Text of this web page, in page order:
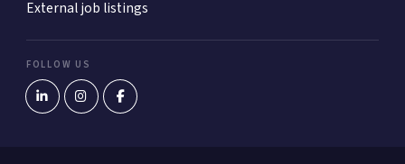
External job listings
FOLLOW US